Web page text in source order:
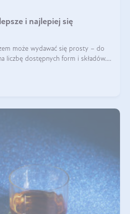
i najlepiej się
może wydawać się prosty – do
liczbę dostępnych form i składów.